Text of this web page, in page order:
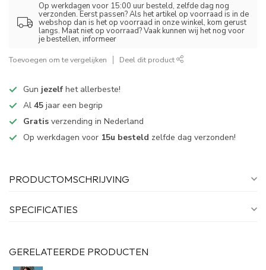
Op werkdagen voor 15:00 uur besteld, zelfde dag nog
verzonden. Eerst passen? Als het artikel op voorraad is in de
webshop dan is het op voorraad in onze winkel, kom gerust
langs. Maat niet op voorraad? Vaak kunnen wij het nog voor
je bestellen, informeer
Toevoegen om te vergelijken Deel dit product
Gun jezelf het allerbeste!
Al 45 jaar een begrip
Gratis verzending in Nederland
Op werkdagen voor 15u besteld zelfde dag verzonden!
PRODUCTOMSCHRIJVING
SPECIFICATIES
GERELATEERDE PRODUCTEN